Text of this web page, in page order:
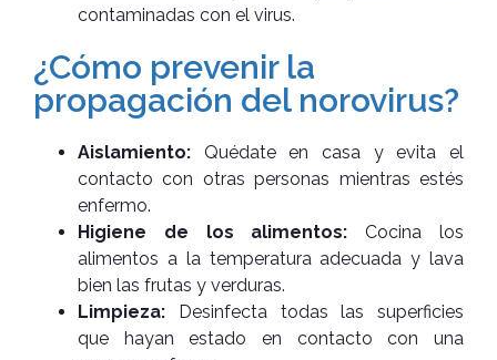
contaminadas con el virus.
¿Cómo prevenir la
propagación del norovirus?
Aislamiento: Quédate en casa y evita el
contacto con otras personas mientras estés
enfermo.
Higiene de los alimentos: Cocina los
alimentos a la temperatura adecuada y lava
bien las frutas y verduras.
Limpieza: Desinfecta todas las superficies
que hayan estado en contacto con una